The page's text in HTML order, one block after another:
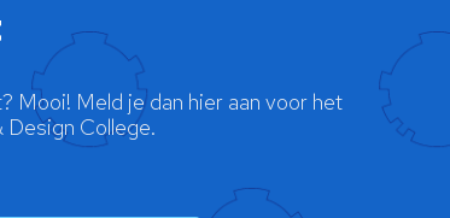
Mooi! Meld je dan hier aan voor het
Design College.